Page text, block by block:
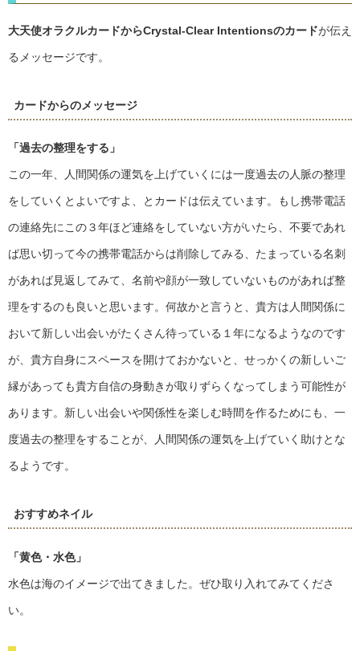
大天使オラクルカードからCrystal-Clear Intentionsのカードが伝え
るメッセージです。
カードからのメッセージ
「過去の整理をする」
この一年、人間関係の運気を上げていくには一度過去の人脈の整理
をしていくとよいですよ、とカードは伝えています。もし携帯電話
の連絡先にこの３年ほど連絡をしていない方がいたら、不要であれ
ば思い切って今の携帯電話からは削除してみる、たまっている名刺
があれば見返してみて、名前や顔が一致していないものがあれば整
理をするのも良いと思います。何故かと言うと、貴方は人間関係に
おいて新しい出会いがたくさん待っている１年になるようなのです
が、貴方自身にスペースを開けておかないと、せっかくの新しいご
縁があっても貴方自信の身動きが取りずらくなってしまう可能性が
あります。新しい出会いや関係性を楽しむ時間を作るためにも、一
度過去の整理をすることが、人間関係の運気を上げていく助けとな
るようです。
おすすめネイル
「黄色・水色」
水色は海のイメージで出てきました。ぜひ取り入れてみてくださ
い。